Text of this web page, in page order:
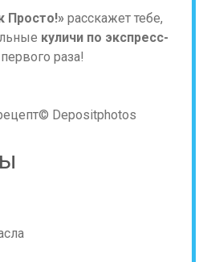
Просто!»расскажет тебе,
куличи по экспресс-
раза!
© Depositphotos